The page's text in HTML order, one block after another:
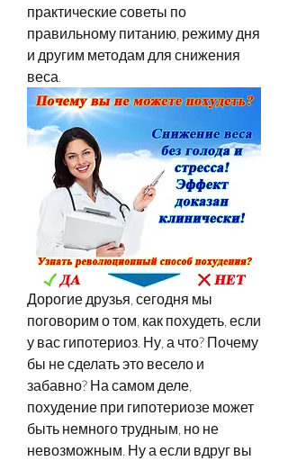
практические советы по
правильному питанию, режиму дня
и другим методам для снижения
веса.
Дорогие друзья, сегодня мы
поговорим о том, как похудеть, если
у вас гипотериоз. Ну, а что? Почему
бы не сделать это весело и
забавно? На самом деле,
похудение при гипотериозе может
быть немного трудным, но не
невозможным. Ну а если вдруг вы